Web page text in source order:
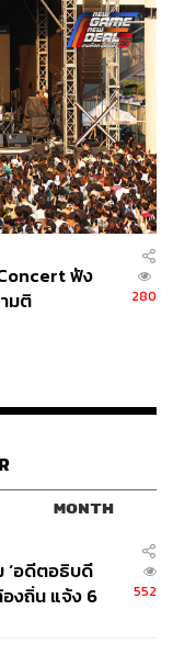
นการเรียกร้อง
ของกลุ่มคน
าจะนำเสนอ
ยวิทยาและไม่
รนี้ที่อยากให้คนรุ่น
า-กัณหรัตน์ เลี่ยม
บอกกับเรา
ฟัง
มติ
280
MONTH
‘อดีตอธิบดี
งถิ่น แจ้ง 6
552